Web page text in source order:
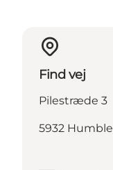
Find vej
Pilestræde 3
5932 Humble